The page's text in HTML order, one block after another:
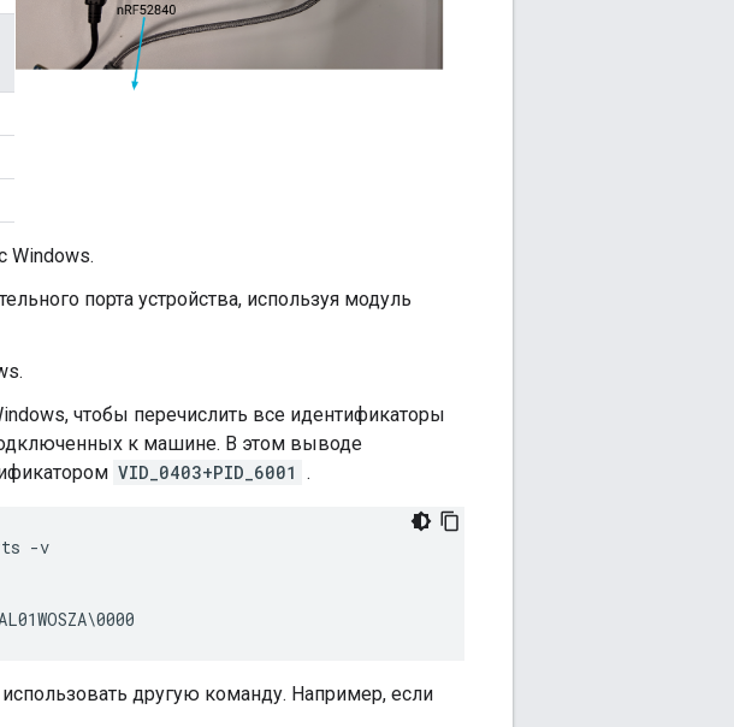
Windows.
порта устройства, используя модуль
чтобы перечислить все идентификаторы
к машине. В этом выводе
VID_0403+PID_6001 .
-v
другую команду. Например, если